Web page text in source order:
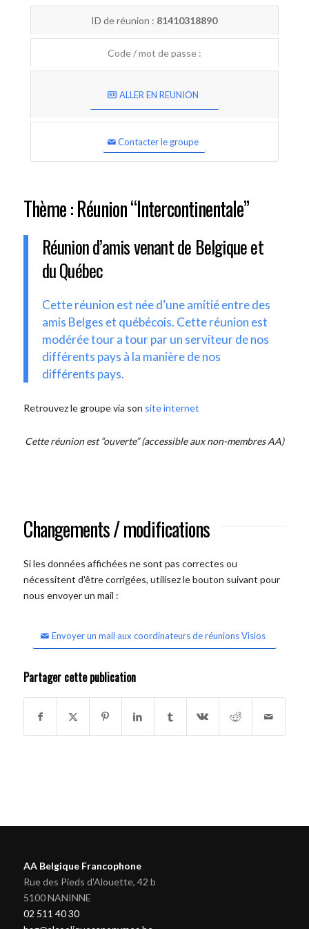
ID de réunion : 81410318890
Code / mot de passe :
ALLER EN REUNION
Contacter le groupe
Thème : Réunion “Intercontinentale”
Réunion d’amis venant de Belgique et
du Québec
Cette réunion est née d’une amitié entre des
amis Belges et québécois. Cette réunion est
modérée tour a tour par un serviteur de nos
différents pays à la manière de nos
différents pays.
Retrouvez le groupe via son site internet
Cette réunion est “ouverte” (accessible aux non-membres AA)
Changements / modifications
Si les données affichées ne sont pas correctes ou
nécessitent d'être corrigées, utilisez le bouton suivant pour
nous envoyer un mail :
Envoyer un mail aux coordinateurs de réunions Visios
Partager cette publication
AA Belgique Francophone
Rue des Pieds d'Alouette, 42 b
5100 NANINNE
02 511 40 30